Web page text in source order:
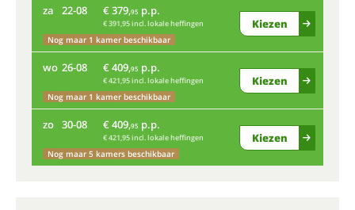
za 22-08 € 379,95 p.p.
€ 391,95 incl. lokale heffingen
Nog maar 1 kamer beschikbaar
Kiezen
wo 26-08 € 409,95 p.p.
€ 421,95 incl. lokale heffingen
Nog maar 1 kamer beschikbaar
Kiezen
zo 30-08 € 409,95 p.p.
€ 421,95 incl. lokale heffingen
Nog maar 5 kamers beschikbaar
Kiezen